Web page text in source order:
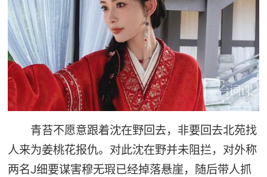
青苔不愿意跟着沈在野回去，非要回去北苑找
人来为姜桃花报仇。对此沈在野并未阻拦，对外称
两名J细要谋害穆无瑕已经掉落悬崖，随后带人抓